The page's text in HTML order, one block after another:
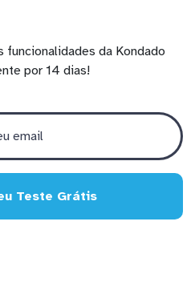
funcionalidades da Kondado
por 14 dias!
Teste Grátis